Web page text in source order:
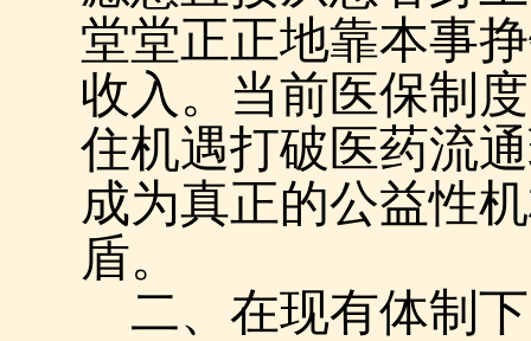
堂堂正正地靠本事
收入。当前医保制
住机遇打破医药流
成为真正的公益性
盾。
二、在现有体制